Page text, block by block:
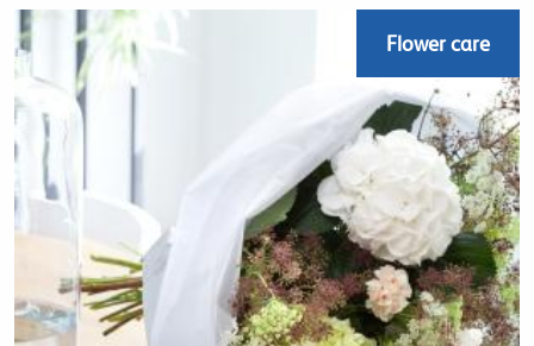
Flower care